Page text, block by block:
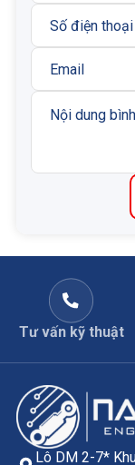
hàng được đảm
Sản phẩm
đầy đủ
Hỗ trợ tư
sư nhiều
Bảo hành
Cam kết
tiếp qua
Tư vấn kỹ thuật
Lô DM 2-7*